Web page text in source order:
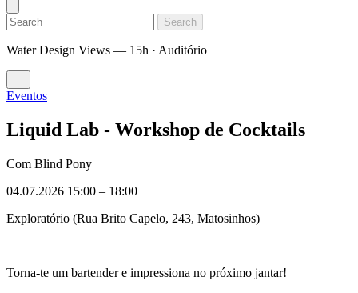
Search
Water Design Views — 15h · Auditório
Eventos
Liquid Lab - Workshop de Cocktails
Com Blind Pony
04.07.2026 15:00 – 18:00
Exploratório (Rua Brito Capelo, 243, Matosinhos)
Torna-te um bartender e impressiona no próximo jantar!